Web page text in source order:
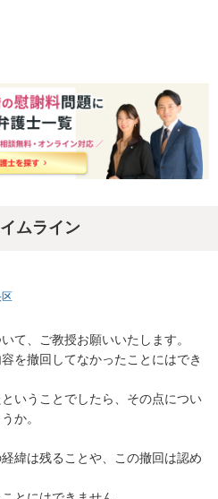
ムライン
て、ご教授お願いいたします。
を撤回してなかったことにはでき
いうことでしたら、その点につい
か。
緯は残ることや、この撤回は認め